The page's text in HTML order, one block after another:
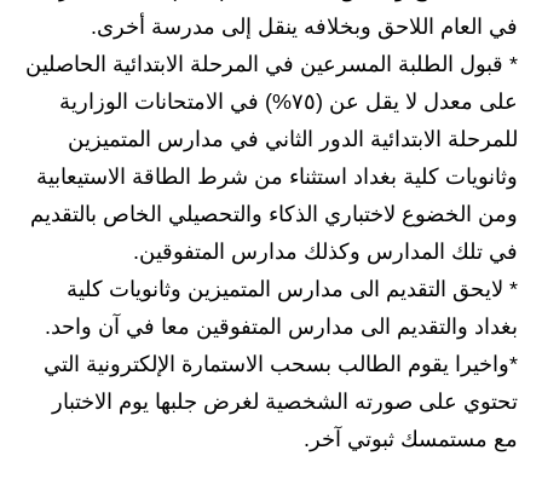
المرحلة الابتدائية
المرحلة المتوسطة
المرحلة الاعدادية
الجامعات
اخبار وقرارات وزارة التعليم
العالي
استمارة القبول المركزي
نتائج القبول المركزي
في العام اللاحق وبخلافه ينقل إلى مدرسة أخرى.
* قبول الطلبة المسرعين في المرحلة الابتدائية الحاصلين
على معدل لا يقل عن (٧٥%) في الامتحانات الوزارية
للمرحلة الابتدائية الدور الثاني في مدارس المتميزين
وثانويات كلية بغداد استثناء من شرط الطاقة الاستيعابية
ومن الخضوع لاختباري الذكاء والتحصيلي الخاص بالتقديم
في تلك المدارس وكذلك مدارس المتفوقين.
* لايحق التقديم الى مدارس المتميزين وثانويات كلية
بغداد والتقديم الى مدارس المتفوقين معا في آن واحد.
*واخيرا يقوم الطالب بسحب الاستمارة الإلكترونية التي
تحتوي على صورته الشخصية لغرض جلبها يوم الاختبار
مع مستمسك ثبوتي آخر.